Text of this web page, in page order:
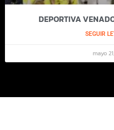
DEPORTIVA
SEGUIR
mayo